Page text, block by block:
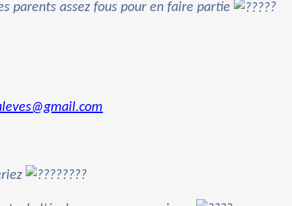
parents assez fous pour en faire partie ?